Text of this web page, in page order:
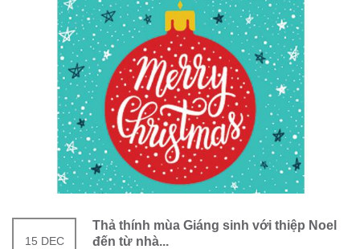
15 DEC
Thả thính mùa Giáng sinh với thiệp Noel
đến từ nhà...